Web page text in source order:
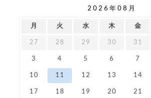
2026年08月
月 火 水 木 金
27 28 29 30 31
3 4 5 6 7
10 11 12 13 14
17 18 19 20 21